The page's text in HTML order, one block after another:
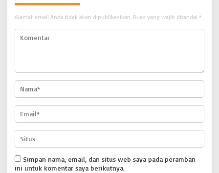
Alamat email Anda tidak akan dipublikasikan. Ruas yang wajib ditandai *
Simpan nama, email, dan situs web saya pada peramban
ini untuk komentar saya berikutnya.